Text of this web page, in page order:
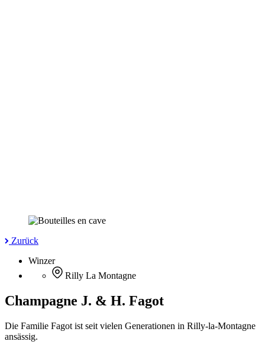
Zurück
Winzer
Rilly La Montagne
Champagne J. & H. Fagot
Die Familie Fagot ist seit vielen Generationen in Rilly-la-Montagne
ansässig.